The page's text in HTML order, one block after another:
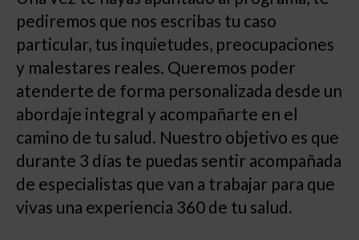
pediremos que nos escribas tu caso
particular, tus inquietudes, preocupaciones
y malestares reales. Queremos poder
atenderte de forma personalizada desde un
abordaje integral y acompañarte en el
camino de tu salud. Nuestro objetivo es que
durante 3 días te puedas sentir acompañada
de especialistas que van a trabajar para que
vivas una experiencia 360 de tu salud.